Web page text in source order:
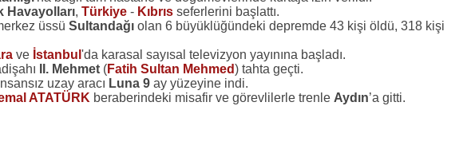
Havayolları, Türkiye- Kıbrısseferlerini başlattı.
üssü Sultandağıolan 6 büyüklüğündeki depremde 43 kişi öldü, 318 kişi
ve İstanbul 'da karasal sayısal televizyon yayınına başladı.
II. Mehmet(Fatih Sultan Mehmed) tahta geçti.
uzay aracı Luna 9ay yüzeyine indi.
ATATÜRK beraberindeki misafir ve görevlilerle trenle Aydın’a gitti.